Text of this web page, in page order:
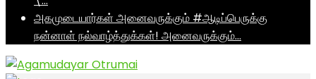
அகமுடையார்கள் அனைவருக்கும் #ஆடிப்பெருக்கு
நன்னாள் நல்வாழ்த்துக்கள்! அனைவருக்கும்…